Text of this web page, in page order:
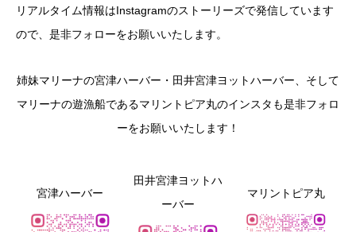
リアルタイム情報はInstagramのストーリーズで発信しています
ので、是非フォローをお願いいたします。
姉妹マリーナの宮津ハーバー・田井宮津ヨットハーバー、そして
マリーナの遊漁船であるマリントピア丸のインスタも是非フォロ
ーをお願いいたします！
宮津ハーバー
田井宮津ヨットハ
ーバー
マリントピア丸